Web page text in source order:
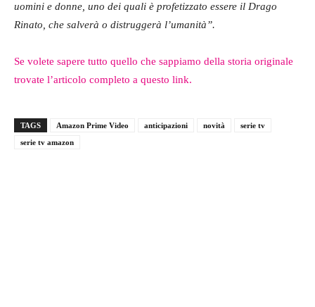
uomini e donne, uno dei quali è profetizzato essere il Drago
Rinato, che salverà o distruggerà l’umanità”.
Se volete sapere tutto quello che sappiamo della storia originale
trovate l’articolo completo a questo link.
TAGS Amazon Prime Video anticipazioni novità
serie tv
serie tv amazon